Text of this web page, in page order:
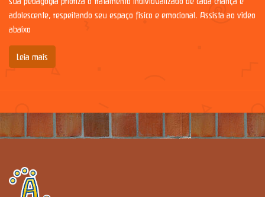
adolescente, respeitando seu espaço físico e emocional. Assista ao vídeo
abaixo
Leia mais